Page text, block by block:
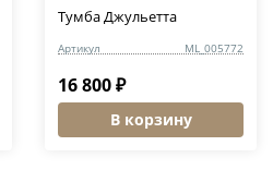
Тумба Джульетта
Артикул ML_005772
16 800 ₽
В корзину